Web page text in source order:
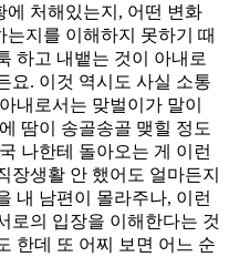
에 처해있는지, 어떤 변화
지를 이해하지 못하기 때
하고 내뱉는 것이 아내로
요. 이것 역시도 사실 소통
내로서는 맞벌이가 말이
땀이 송골송골 맺힐 정도
나한테 돌아오는 게 이런
장생활 안 했어도 얼마든지
내 남편이 몰라주나, 이런
로의 입장을 이해한다는 것
한데 또 어찌 보면 어느 순